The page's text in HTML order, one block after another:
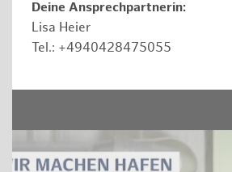
Deine Ansprechpartnerin:
Lisa Heier
Tel.: +4940428475055